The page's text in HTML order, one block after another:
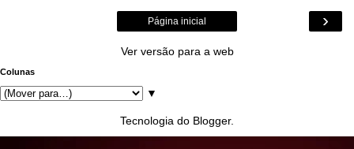
›
Página inicial
Ver versão para a web
Colunas
▼
Tecnologia do Blogger.